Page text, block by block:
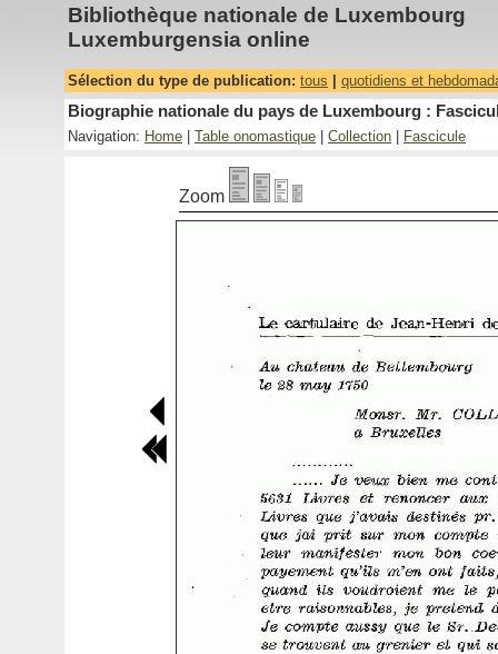
Bibliothèque nationale de Luxembourg
Luxemburgensia online
Sélection du type de publication: tous quotidiens et
Biographie nationale du pays de Luxembourg :
Navigation: Home Table onomastique Collection Fascicule
Zoom